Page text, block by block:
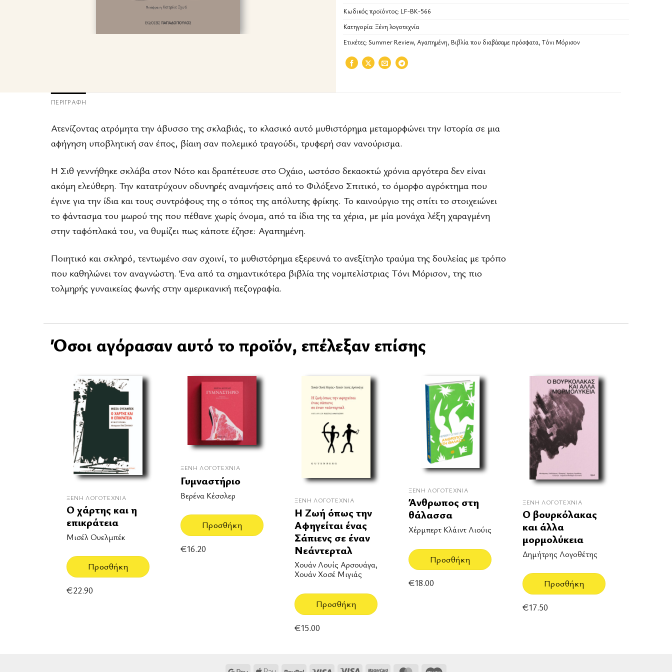
Κωδικός προϊόντος: LF-BK-566
Κατηγορία: Ξένη λογοτεχνία
Ετικέτες: Summer Review, Αγαπημένη, Βιβλία που διαβάσαμε πρόσφατα,Τόνι Μόρισον
ΠΕΡΙΓΡΑΦΉ
Ατενίζοντας ατρόμητα την άβυσσο της σκλαβιάς, το κλασικό αυτό μυθιστόρημα μεταμορφώνει την Ιστορία σε μια
αφήγηση υποβλητική σαν έπος, βίαιη σαν πολεμικό τραγούδι, τρυφερή σαν νανούρισμα.
Η Σιθ γεννήθηκε σκλάβα στον Νότο και δραπέτευσε στο Οχάιο, ωστόσο δεκαοκτώ χρόνια αργότερα δεν είναι
ακόμη ελεύθερη. Την κατατρύχουν οδυνηρές αναμνήσεις από το Φιλόξενο Σπιτικό, το όμορφο αγρόκτημα που
έγινε για την ίδια και τους συντρόφους της ο τόπος της απόλυτης φρίκης. Το καινούργιο της σπίτι το στοιχειώνει
το φάντασμα του μωρού της που πέθανε χωρίς όνομα, από τα ίδια της τα χέρια, με μία μονάχα λέξη χαραγμένη
στην ταφόπλακά του, να θυμίζει πως κάποτε έζησε: Αγαπημένη.
Ποιητικό και σκληρό, τεντωμένο σαν σχοινί, το μυθιστόρημα εξερευνά το ανεξίτηλο τραύμα της δουλείας με τρόπο
που καθηλώνει τον αναγνώστη. Ένα από τα σημαντικότερα βιβλία της νομπελίστριας Τόνι Μόρισον, της πιο
τολμηρής γυναικείας φωνής στην αμερικανική πεζογραφία.
Όσοι αγόρασαν αυτό το προϊόν, επέλεξαν επίσης
ΞΈΝΗ ΛΟΓΟΤΕΧΝΊΑ
Ο χάρτης και η
επικράτεια
Μισέλ Ουελμπέκ
Προσθήκη
€22.90
ΞΈΝΗ ΛΟΓΟΤΕΧΝΊΑ
Γυμναστήριο
Βερένα Κέσσλερ
Προσθήκη
€16.20
ΞΈΝΗ ΛΟΓΟΤΕΧΝΊΑ
Η Ζωή όπως την
Αφηγείται ένας
Σάπιενς σε έναν
Νεάντερταλ
Χουάν Λουίς Αρσουάγα,
Χουάν Χοσέ Μιγιάς
Προσθήκη
€15.00
ΞΈΝΗ ΛΟΓΟΤΕΧΝΊΑ
Άνθρωπος στη
θάλασσα
Χέρμπερτ Κλάιντ Λιούις
Προσθήκη
€18.00
ΞΈΝΗ ΛΟΓΟΤΕΧΝΊΑ
Ο βουρκόλακας
και άλλα
μορμολύκεια
Δημήτρης Λογοθέτης
Προσθήκη
€17.50